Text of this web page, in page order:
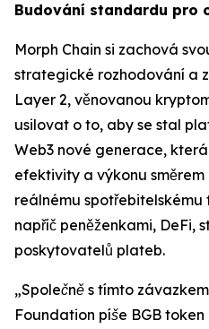
Budování standardu pro
Morph Chain si zachová
strategické rozhodování a
Layer 2, věnovanou
usilovat o to, aby se stal
Web3 nové generace,
efektivity a výkonu
reálnému
napříč peněženkami, DeFi,
poskytovatelů plateb.
„Společně s tímto
Foundation píše BGB